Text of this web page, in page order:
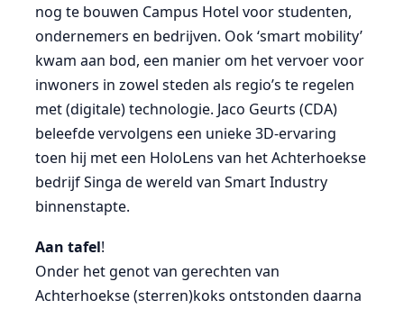
nog te bouwen Campus Hotel voor studenten,
ondernemers en bedrijven. Ook ‘smart mobility’
kwam aan bod, een manier om het vervoer voor
inwoners in zowel steden als regio’s te regelen
met (digitale) technologie. Jaco Geurts (CDA)
beleefde vervolgens een unieke 3D-ervaring
toen hij met een HoloLens van het Achterhoekse
bedrijf Singa de wereld van Smart Industry
binnenstapte.
Aan tafel!
Onder het genot van gerechten van
Achterhoekse (sterren)koks ontstonden daarna